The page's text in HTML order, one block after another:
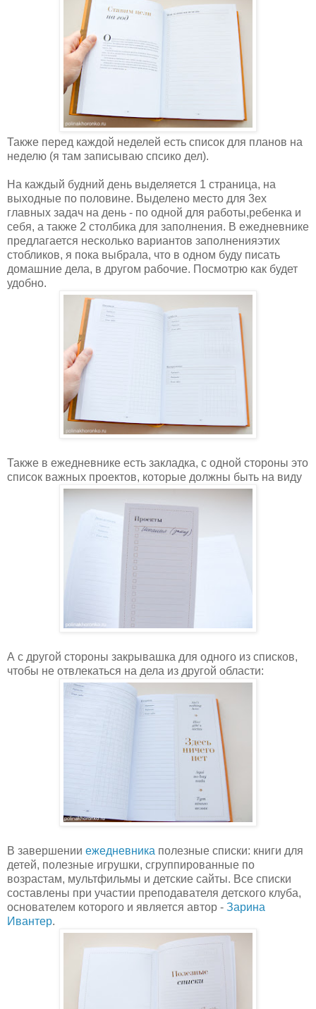
Также перед каждой неделей есть список для планов на
неделю (я там записываю спсико дел).
На каждый будний день выделяется 1 страница, на
выходные по половине. Выделено место для 3ех
главных задач на день - по одной для работы,ребенка и
себя, а также 2 столбика для заполнения. В ежедневнике
предлагается несколько вариантов заполненияэтих
стобликов, я пока выбрала, что в одном буду писать
домашние дела, в другом рабочие. Посмотрю как будет
удобно.
Также в ежедневнике есть закладка, с одной стороны это
список важных проектов, которые должны быть на виду
А с другой стороны закрывашка для одного из списков,
чтобы не отвлекаться на дела из другой области:
В завершении ежедневника полезные списки: книги для
детей, полезные игрушки, сгруппированные по
возрастам, мультфильмы и детские сайты. Все списки
составлены при участии преподавателя детского клуба,
основателем которого и является автор - Зарина
Ивантер.